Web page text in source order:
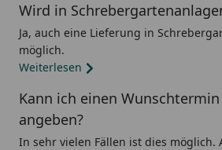
Wird in
Ja, auch eine Lieferung in
möglich.
Weiterlesen
Kann ich einen
angeben?
In sehr vielen Fällen ist dies möglich.